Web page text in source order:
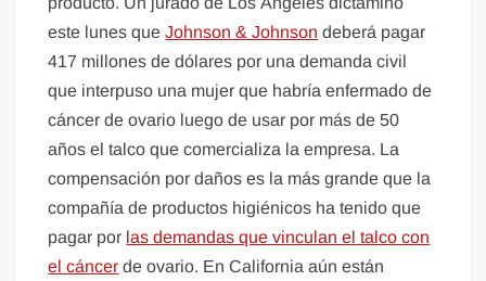
este lunes queJohnson & Johnson deberá pagar
417 millones de dólares por una demanda civil
que interpuso una mujer que habría enfermado de
cáncer de ovario luego de usar por más de 50
años el talco que comercializa la empresa. La
compensación por daños es la más grande que la
compañía de productos higiénicos ha tenido que
pagar por las demandas que vinculan el talco con
el cáncer de ovario. En California aún están